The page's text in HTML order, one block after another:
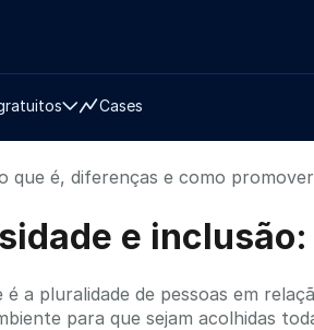
Cases
que é, diferenças e como promover
e
é a pluralidade de pessoas em
para que sejam acolhidas